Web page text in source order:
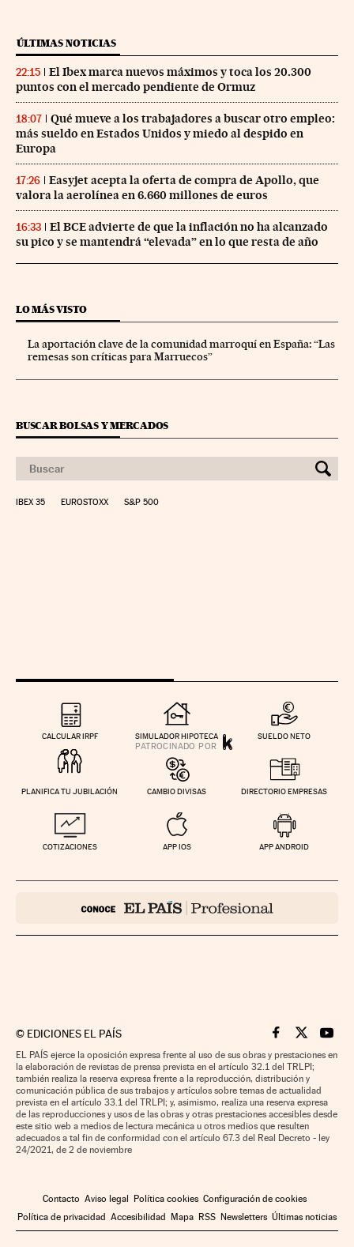
ÚLTIMAS NOTICIAS
22:15
El Ibex marca nuevos máximos y toca los 20.300
puntos con el mercado pendiente de Ormuz
18:07
Qué mueve a los trabajadores a buscar otro empleo:
más sueldo en Estados Unidos y miedo al despido en
Europa
17:26
Easyjet acepta la oferta de compra de Apollo, que
valora la aerolínea en 6.660 millones de euros
16:33
El BCE advierte de que la inflación no ha alcanzado
su pico y se mantendrá “elevada” en lo que resta de año
LO MÁS VISTO
La aportación clave de la comunidad marroquí en España: “Las
remesas son críticas para Marruecos”
BUSCAR BOLSAS Y MERCADOS
IBEX 35 EUROSTOXX S&P 500
CALCULAR IRPF SIMULADOR HIPOTECA SUELDO NETO
PLANIFICA TU JUBILACIÓN CAMBIO DIVISAS DIRECTORIO EMPRESAS
COTIZACIONES APP IOS APP ANDROID
© EDICIONES EL PAÍS Cinco Días en
Cinco Días
Cinco
EL PAÍS ejerce la oposición expresa frente al uso de sus obras y prestaciones en
la elaboración de revistas de prensa prevista en el artículo 32.1 del TRLPI;
también realiza la reserva expresa frente a la reproducción, distribución y
comunicación pública de sus trabajos y artículos sobre temas de actualidad
prevista en el artículo 33.1 del TRLPI; y, asimismo, realiza una reserva expresa
de las reproducciones y usos de las obras y otras prestaciones accesibles desde
este sitio web a medios de lectura mecánica u otros medios que resulten
adecuados a tal fin de conformidad con el artículo 67.3 del Real Decreto - ley
24/2021, de 2 de noviembre
Contacto Aviso legal Política cookies Configuración de cookies
Política de privacidad Accesibilidad Mapa RSS Newsletters Últimas noticias